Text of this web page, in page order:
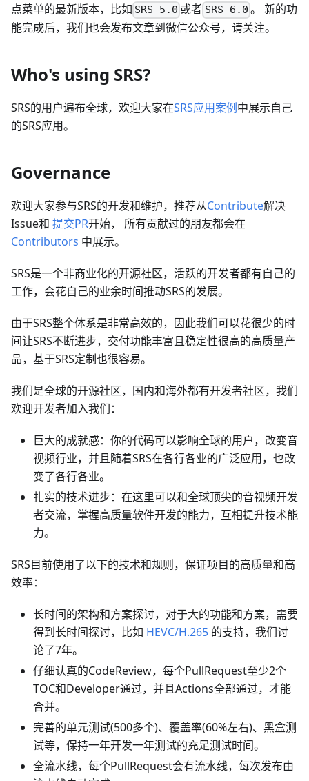
点菜单的最新版本，比如 SRS 5.0 或者 SRS 6.0 。 新的功
能完成后，我们也会发布文章到微信公众号，请关注。
Who's using SRS?
SRS的用户遍布全球，欢迎大家在SRS应用案例中展示自己
的SRS应用。
Governance
欢迎大家参与SRS的开发和维护，推荐从Contribute解决
Issue和 提交PR开始， 所有贡献过的朋友都会在
Contributors 中展示。
SRS是一个非商业化的开源社区，活跃的开发者都有自己的
工作，会花自己的业余时间推动SRS的发展。
由于SRS整个体系是非常高效的，因此我们可以花很少的时
间让SRS不断进步，交付功能丰富且稳定性很高的高质量产
品，基于SRS定制也很容易。
我们是全球的开源社区，国内和海外都有开发者社区，我们
欢迎开发者加入我们：
巨大的成就感：你的代码可以影响全球的用户，改变音
视频行业，并且随着SRS在各行各业的广泛应用，也改
变了各行各业。
扎实的技术进步：在这里可以和全球顶尖的音视频开发
者交流，掌握高质量软件开发的能力，互相提升技术能
力。
SRS目前使用了以下的技术和规则，保证项目的高质量和高
效率：
长时间的架构和方案探讨，对于大的功能和方案，需要
得到长时间探讨，比如 HEVC/H.265 的支持，我们讨
论了7年。
仔细认真的CodeReview，每个PullRequest至少2个
TOC和Developer通过，并且Actions全部通过，才能
合并。
完善的单元测试(500多个)、覆盖率(60%左右)、黑盒测
试等，保持一年开发一年测试的充足测试时间。
全流水线，每个PullRequest会有流水线，每次发布由